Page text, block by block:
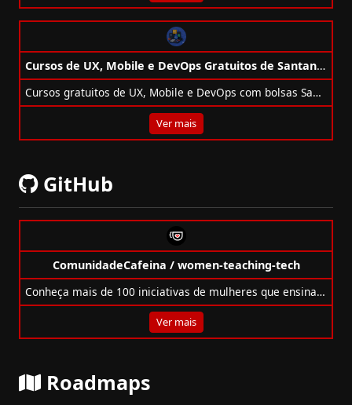
Cursos de UX, Mobile e DevOps Gratuitos de Santander + Alura
Cursos gratuitos de UX, Mobile e DevOps com bolsas Santander + Alura. Inscreva-se e avance na carreira tech!
Ver mais
GitHub
ComunidadeCafeina / women-teaching-tech
Conheça mais de 100 iniciativas de mulheres que ensinam tecnologia em cursos, canais, podcasts e lives no Brasil e no mundo.
Ver mais
Roadmaps